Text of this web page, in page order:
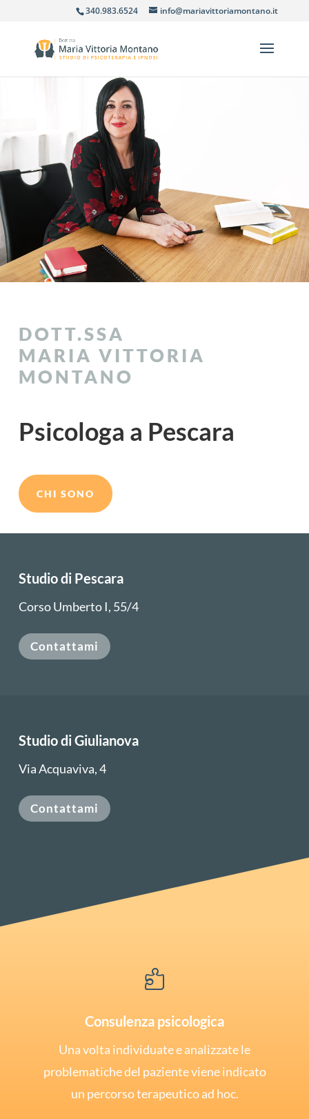
340.983.6524 info@mariavittoriamontano.it
DOTT.SSA
MARIA VITTORIA
MONTANO
Psicologa a Pescara
CHI SONO
Studio di Pescara
Corso Umberto I, 55/4
Contattami
Studio di Giulianova
Via Acquaviva, 4
Contattami

Consulenza psicologica
Una volta individuate e analizzate le
problematiche del paziente viene indicato
un percorso terapeutico ad hoc.